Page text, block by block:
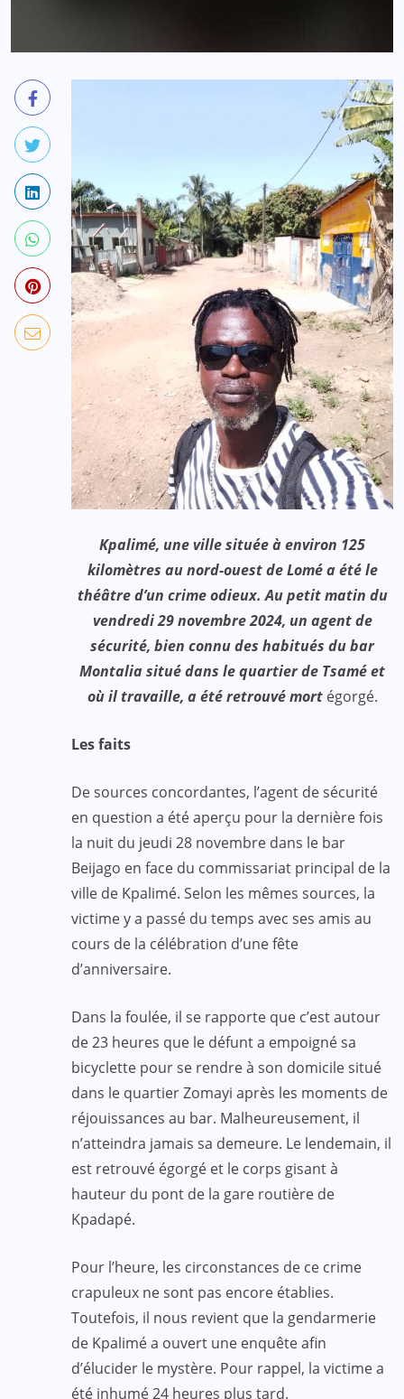
Kpalimé, une ville située à environ 125
kilomètres au nord-ouest de Lomé a été le
théâtre d’un crime odieux. Au petit matin du
vendredi 29 novembre 2024, un agent de
sécurité, bien connu des habitués du bar
Montalia situé dans le quartier de Tsamé et
où il travaille, a été retrouvé mort égorgé.
Les faits
De sources concordantes, l’agent de sécurité
en question a été aperçu pour la dernière fois
la nuit du jeudi 28 novembre dans le bar
Beijago en face du commissariat principal de la
ville de Kpalimé. Selon les mêmes sources, la
victime y a passé du temps avec ses amis au
cours de la célébration d’une fête
d’anniversaire.
Dans la foulée, il se rapporte que c’est autour
de 23 heures que le défunt a empoigné sa
bicyclette pour se rendre à son domicile situé
dans le quartier Zomayi après les moments de
réjouissances au bar. Malheureusement, il
n’atteindra jamais sa demeure. Le lendemain, il
est retrouvé égorgé et le corps gisant à
hauteur du pont de la gare routière de
Kpadapé.
Pour l’heure, les circonstances de ce crime
crapuleux ne sont pas encore établies.
Toutefois, il nous revient que la gendarmerie
de Kpalimé a ouvert une enquête afin
d’élucider le mystère. Pour rappel, la victime a
été inhumé 24 heures plus tard.